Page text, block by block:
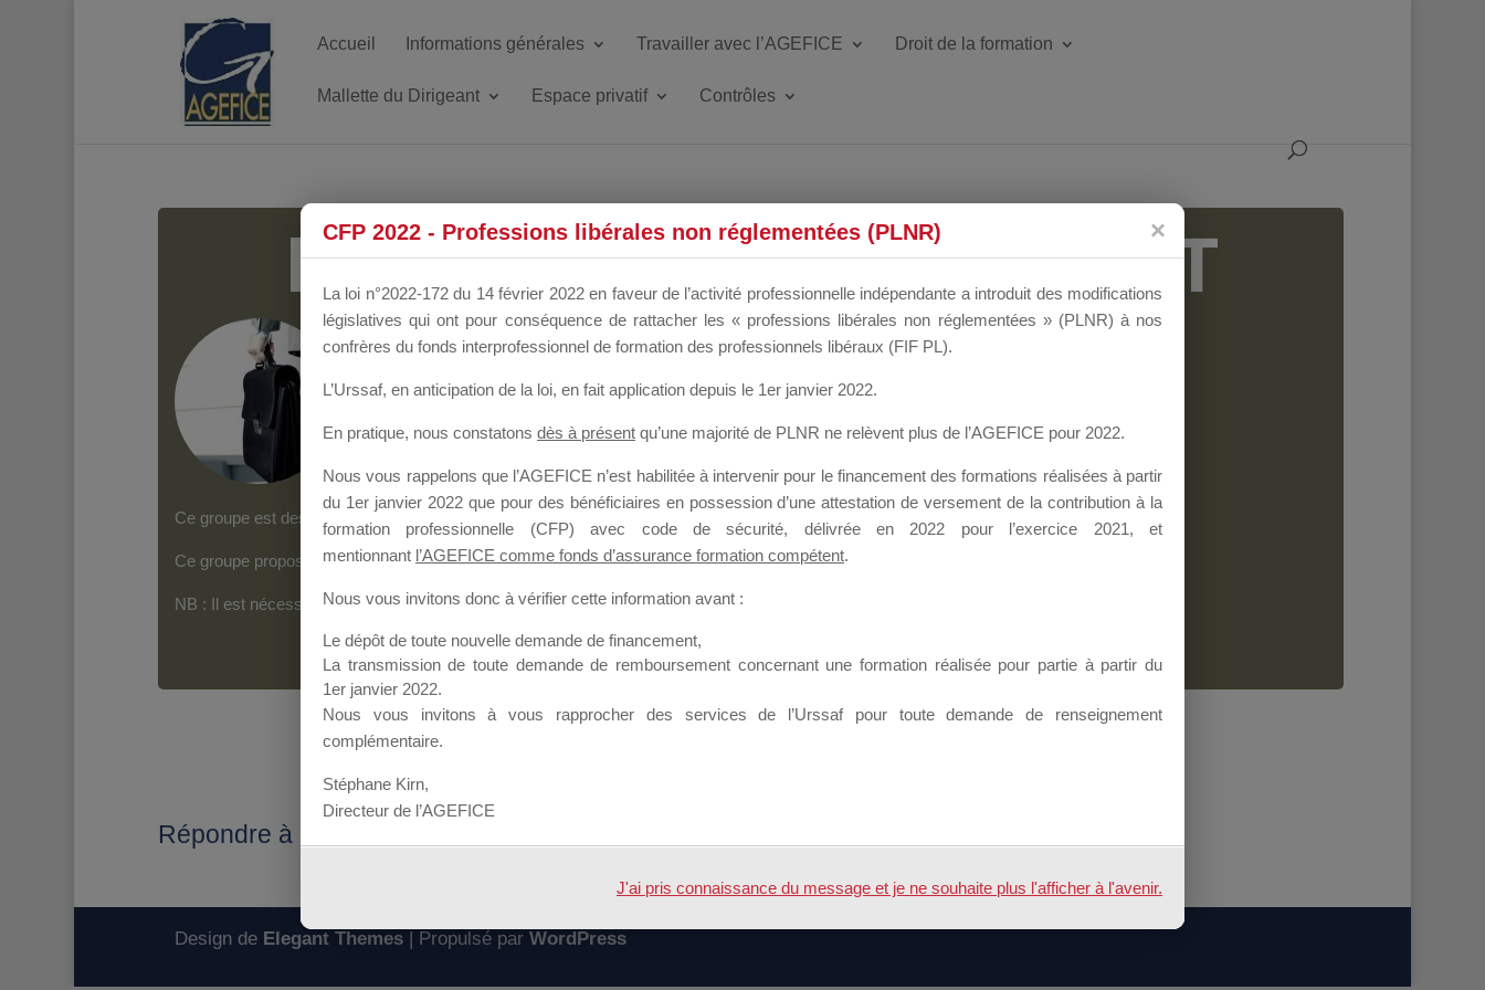
Accueil Informations générales Travailler avec l’AGEFICE Droit de la formation
Mallette du Dirigeant Espace privatif Contrôles
MALLETTE DU DIRIGEANT
Groupe Public il y a un mois
Ce groupe est destiné aux Organismes de Formation qui souhaitent répondre à l’Appel à Propositions Mallette du Dirigeant.
Ce groupe propose un forum dédié au support sur lequel il est possible de laisser un message ou poser une question.
NB : Il est nécessaire d’êtreinscrit(e)pour pouvoir rejoindre ce groupe
Répondre à : Information dossier
Design de Elegant Themes| Propulsé par WordPress
CFP 2022 - Professions libérales non réglementées (PLNR)
La loi n°2022-172 du 14 février 2022 en faveur de l’activité professionnelle indépendante a introduit des modifications
législatives qui ont pour conséquence de rattacher les « professions libérales non réglementées » (PLNR) à nos
confrères du fonds interprofessionnel de formation des professionnels libéraux (FIF PL).
L’Urssaf, en anticipation de la loi, en fait application depuis le 1er janvier 2022.
En pratique, nous constatons dès à présent qu’une majorité de PLNR ne relèvent plus de l’AGEFICE pour 2022.
Nous vous rappelons que l’AGEFICE n’est habilitée à intervenir pour le financement des formations réalisées à partir
du 1er janvier 2022 que pour des bénéficiaires en possession d’une attestation de versement de la contribution à la
formation professionnelle (CFP) avec code de sécurité, délivrée en 2022 pour l’exercice 2021, et
mentionnant l’AGEFICE comme fonds d’assurance formation compétent.
Nous vous invitons donc à vérifier cette information avant :
Le dépôt de toute nouvelle demande de financement,
La transmission de toute demande de remboursement concernant une formation réalisée pour partie à partir du
1er janvier 2022.
Nous vous invitons à vous rapprocher des services de l’Urssaf pour toute demande de renseignement
complémentaire.
Stéphane Kirn,
Directeur de l’AGEFICE
J'ai pris connaissance du message et je ne souhaite plus l'afficher à l'avenir.